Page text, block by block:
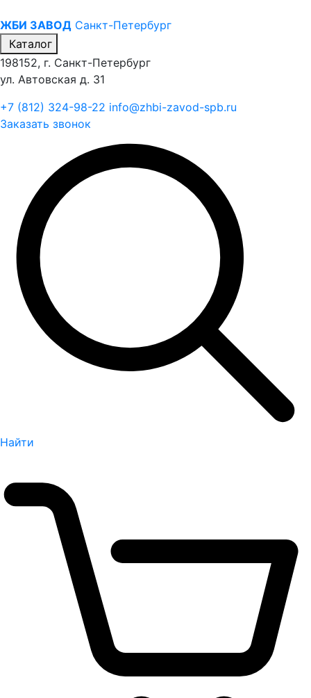
ЖБИ ЗАВОД Санкт-Петербург
Каталог
198152, г. Санкт-Петербург
ул. Автовская д. 31
+7 (812) 324-98-22 info@zhbi-zavod-spb.ru
Заказать звонок
Найти